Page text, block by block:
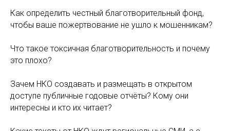
Как определить честный благотворительный фонд,
чтобы ваше пожертвование не ушло к мошенникам?
Что такое токсичная благотворительность и почему
это плохо?
Зачем НКО создавать и размещать в открытом
доступе публичные годовые отчёты? Кому они
интересны и кто их читает?